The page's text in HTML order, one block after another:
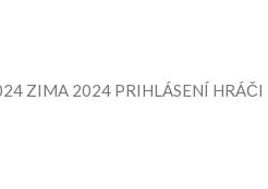
ZIMA 2024 PRIHLÁSENÍ HRÁČI